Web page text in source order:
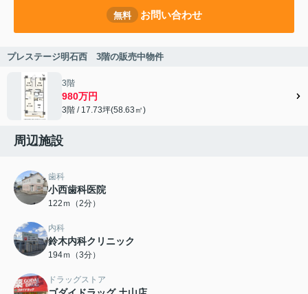
無料 お問い合わせ
プレステージ明石西 3階の販売中物件
3階
980万円
3階 / 17.73坪(58.63㎡)
周辺施設
歯科
小西歯科医院
122ｍ（2分）
内科
鈴木内科クリニック
194ｍ（3分）
ドラッグストア